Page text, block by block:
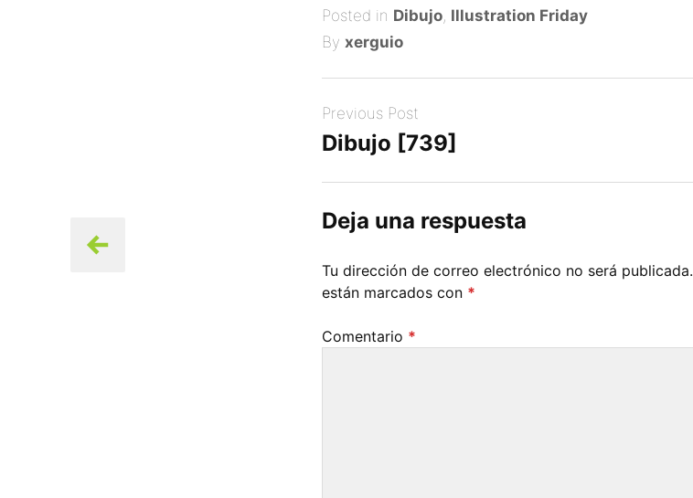
on
Posted in Dibujo, Illustration Friday
By xerguio
Previous Post
Dibujo [739]
Deja una respuesta
Tu dirección de correo electrónico no será publicada.
están marcados con *
Comentario *